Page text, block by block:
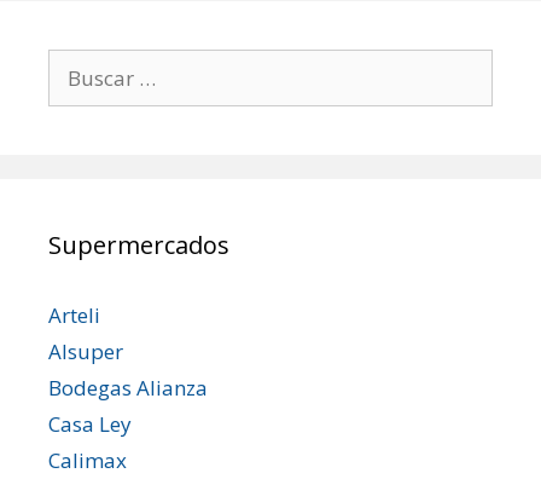
Supermercados
Arteli
Alsuper
Bodegas Alianza
Casa Ley
Calimax